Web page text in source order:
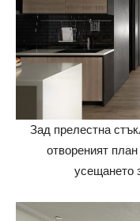
Зад прелестна
отвореният
усещането